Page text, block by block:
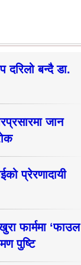
दरिलो बन्दै डा.
जान
प्रेरणादायी
फार्ममा ‘फाउल
पुष्टि